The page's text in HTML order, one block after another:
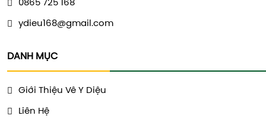
0865 725 168
ydieu168@gmail.com
DANH MỤC
Giới Thiệu Vê Y Diệu
Liên Hệ